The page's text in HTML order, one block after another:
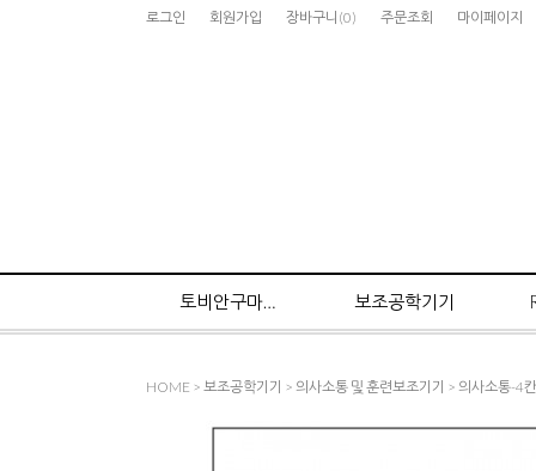
로그인 회원가입 장바구니 (0) 주문조회 마이페이지
토비안구마우스 보조공학기기
HOME > 보조공학기기 > 의사소통 및 훈련보조기기 > 의사소통-4